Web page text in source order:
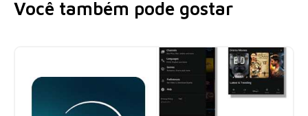
Você também pode gostar